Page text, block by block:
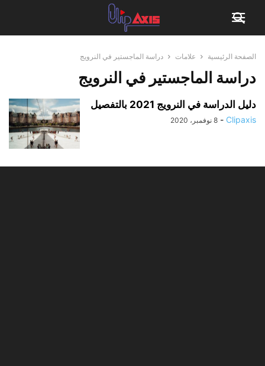
الصفحة الرئيسية علامات دراسة الماجستير في النرويج
دراسة الماجستير في النرويج
دليل الدراسة في النرويج 2021 بالتفصيل
Clipaxis
- 8 نوفمبر، 2020